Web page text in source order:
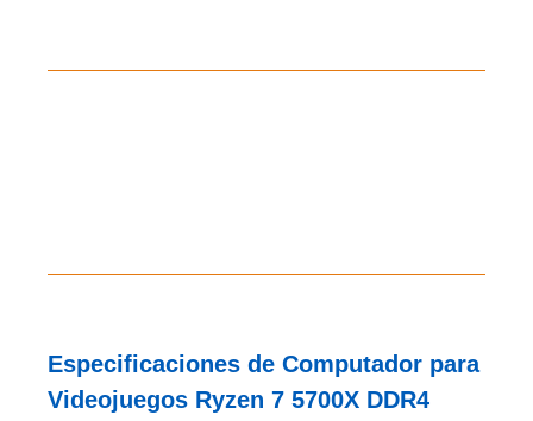
Especificaciones de Computador para
Videojuegos Ryzen 7 5700X DDR4